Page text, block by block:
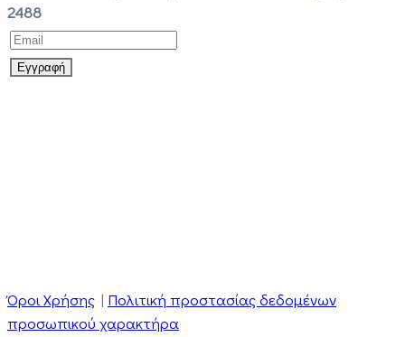
2488
Όροι Χρήσης | Πολιτική προστασίας δεδομένων
προσωπικού χαρακτήρα